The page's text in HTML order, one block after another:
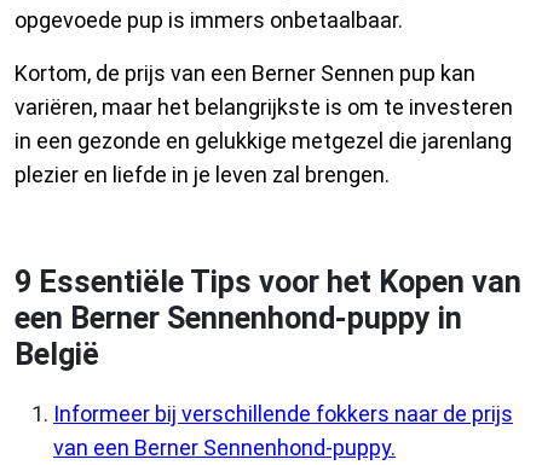
opgevoede pup is immers onbetaalbaar.
Kortom, de prijs van een Berner Sennen pup kan
variëren, maar het belangrijkste is om te investeren
in een gezonde en gelukkige metgezel die jarenlang
plezier en liefde in je leven zal brengen.
9 Essentiële Tips voor het Kopen van
een Berner Sennenhond-puppy in
België
Informeer bij verschillende fokkers naar de prijs
van een Berner Sennenhond-puppy.